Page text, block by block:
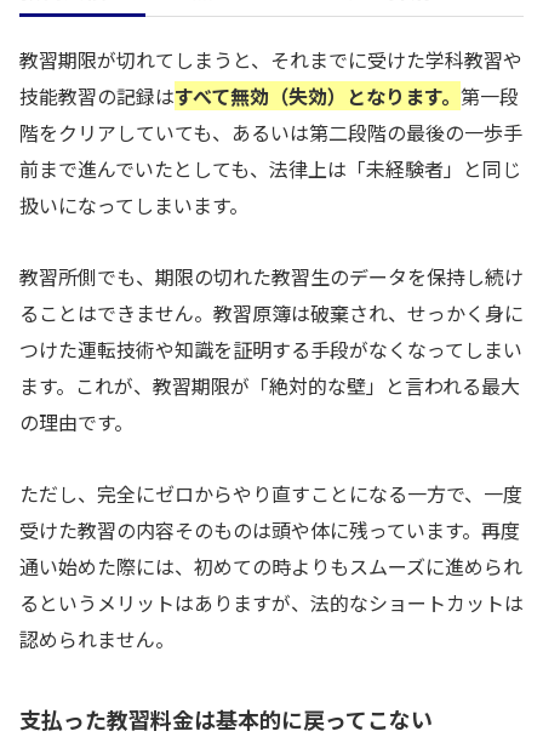
教習期限が切れてしまうと、それまでに受けた学科教習や
技能教習の記録はすべて無効（失効）となります。 第一段
階をクリアしていても、あるいは第二段階の最後の一歩手
前まで進んでいたとしても、法律上は「未経験者」と同じ
扱いになってしまいます。
教習所側でも、期限の切れた教習生のデータを保持し続け
ることはできません。教習原簿は破棄され、せっかく身に
つけた運転技術や知識を証明する手段がなくなってしまい
ます。これが、教習期限が「絶対的な壁」と言われる最大
の理由です。
ただし、完全にゼロからやり直すことになる一方で、一度
受けた教習の内容そのものは頭や体に残っています。再度
通い始めた際には、初めての時よりもスムーズに進められ
るというメリットはありますが、法的なショートカットは
認められません。
支払った教習料金は基本的に戻ってこない